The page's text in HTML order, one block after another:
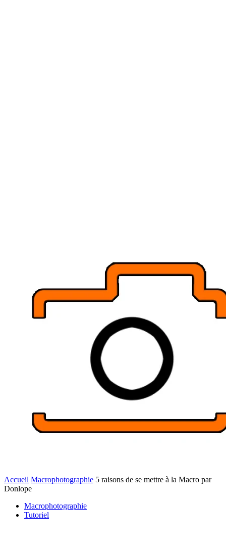
Accueil Macrophotographie 5 raisons de se mettre à la Macro par
Donlope
Macrophotographie
Tutoriel